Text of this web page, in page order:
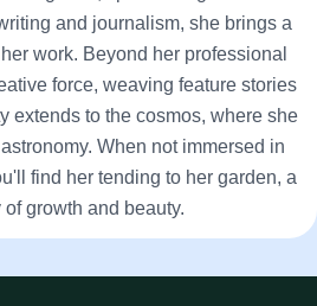
and journalism, she brings a
work. Beyond her professional
force, weaving feature stories
extends to the cosmos, where she
When not immersed in
find her tending to her garden, a
of growth and beauty.